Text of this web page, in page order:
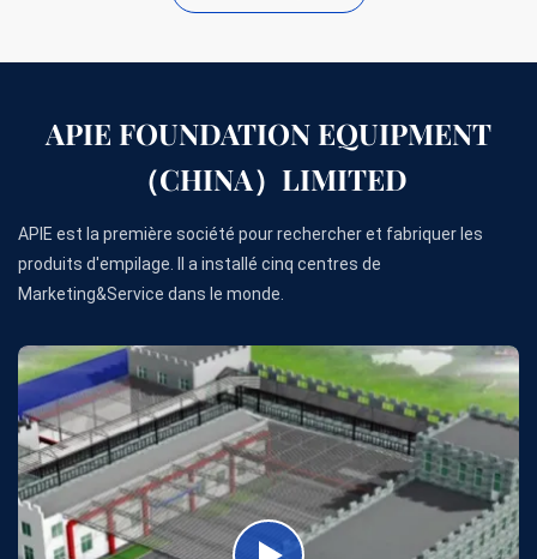
APIE FOUNDATION EQUIPMENT
（CHINA）LIMITED
APIE est la première société pour rechercher et fabriquer les
produits d'empilage. Il a installé cinq centres de
Marketing&Service dans le monde.